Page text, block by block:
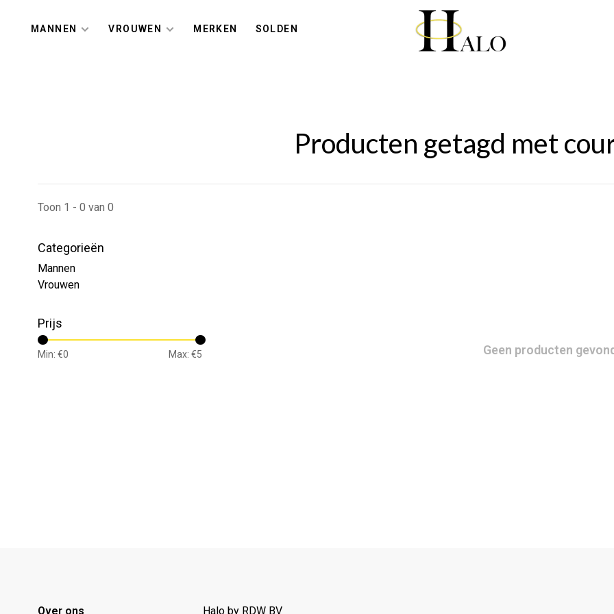
MANNEN VROUWEN MERKEN SOLDEN
Producten getagd met
Toon 1 - 0 van 0
Categorieën
Mannen
Vrouwen
Prijs
Min: €0 Max: €5 Geen producten
Over ons Halo by RDW BV